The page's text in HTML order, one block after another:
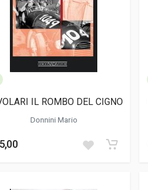
IL ROMBO DEL CIGNO
Donnini Mario